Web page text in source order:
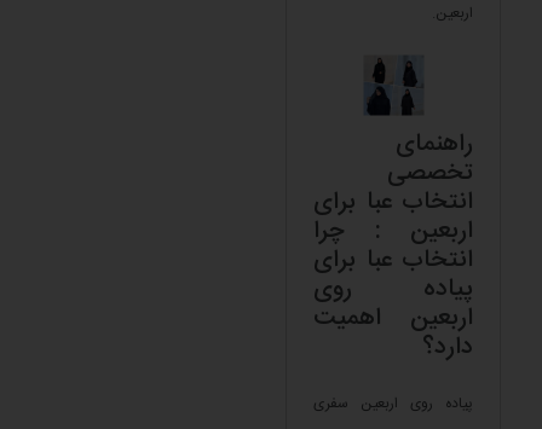
اربعین.
راهنمای
تخصصی
انتخاب عبا برای
اربعین : چرا
انتخاب عبا برای
پیاده روی
اربعین اهمیت
دارد؟
پیاده روی اربعین سفری